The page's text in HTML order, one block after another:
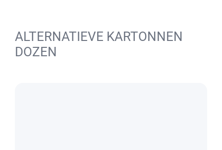
ALTERNATIEVE KARTONNEN
DOZEN